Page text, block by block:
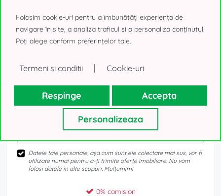
Datele tale personale, așa cum sunt ele colectate mai sus, vor fi
utilizate numai pentru a-ți trimite oferte imobiliare. Nu vom
folosi datele în alte scopuri. Mulțumim!
0% comision
Folosim cookie-uri pentru a îmbunătăți experiența de
navigare în site, a analiza traficul și a personaliza conținutul.
Poți alege conform preferințelor tale.
Termeni si conditii | Cookie-uri
Respinge Accepta
Personalizeaza